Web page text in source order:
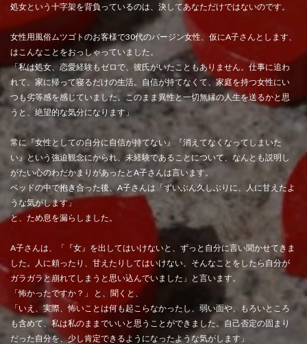
処女という十字架を背負っているのは、決してあなただけではないのです。
女性用風俗ムツゴトのお客様で30代のバージン女性、仮にA子さんとします、
はこんなことをおっしゃっていました。
「私は処女、恋愛経験もゼロで、彼氏がいたこともありません。仕事に追わ
れて、家に帰って寝るだけの生活。自信が持てなくて、家庭を持つ女性にい
つも劣等感を感じていました。このまま異性と一切無縁の人生を送るかと思
うと、絶望的な気分になります」
常に『女性としての自分に自信が持てない』『消えてなくなってしまいた
い』という強迫観念にかられ、未経験であることについて、なんとも説明し
がたい心のわだかまりがあったとA子さんは言います。
ベッドの中で抱き合った後、A子さんは「ずいぶん久しぶりに、人に甘えたよ
うな気がします」
と、ため息を漏らしました。
A子さんは、「『女』を出してはいけないと、ずっと自分に言い聞かせてきま
した。人に頼ったり、甘えたりしてはいけない、そんなことをしたら自分が
ガラガラと崩れてしまうと思い込んでいました」と言います。
「怖かったですか？」 と、聞くと、
「いえ、実際、怖いことは何も起こらなかったし、弱い面や、もろいところ
も含めて、私は私のままでいいと思うことができました。自己否定の固まり
だった自分を、少し肯定できるようになったような気がします」